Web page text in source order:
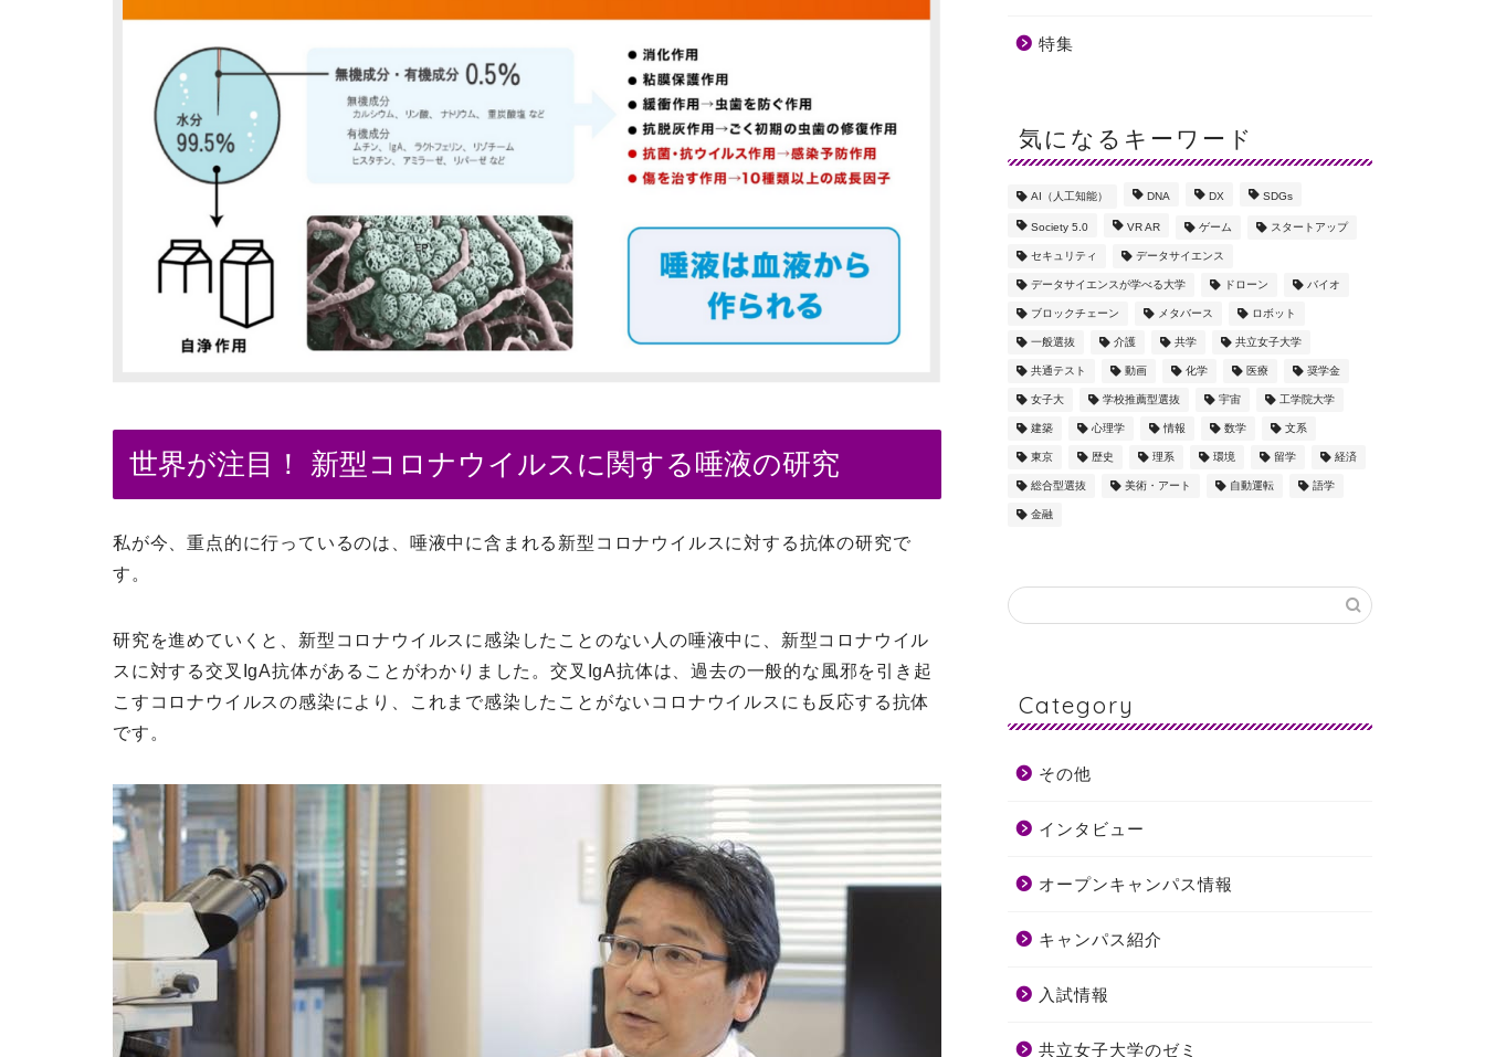
世界が注目！ 新型コロナウイルスに関する唾液の研究
私が今、重点的に行っているのは、唾液中に含まれる新型コロナウイルスに対する抗体の研究で
す。
研究を進めていくと、新型コロナウイルスに感染したことのない人の唾液中に、新型コロナウイル
スに対する交叉IgA抗体があることがわかりました。交叉IgA抗体は、過去の一般的な風邪を引き起
こすコロナウイルスの感染により、これまで感染したことがないコロナウイルスにも反応する抗体
です。
特集
気になるキーワード
AI（人工知能） DNA DX SDGs
Society 5.0 VR AR ゲーム スタートアップ
セキュリティ データサイエンス
データサイエンスが学べる大学 ドローン バイオ
ブロックチェーン メタバース ロボット
一般選抜 介護 共学 共立女子大学
共通テスト 動画 化学 医療 奨学金
女子大 学校推薦型選抜 宇宙 工学院大学
建築 心理学 情報 数学 文系
東京 歴史 理系 環境 留学 経済
総合型選抜 美術・アート 自動運転 語学
金融
Category
その他
インタビュー
オープンキャンパス情報
キャンパス紹介
入試情報
共立女子大学のゼミ